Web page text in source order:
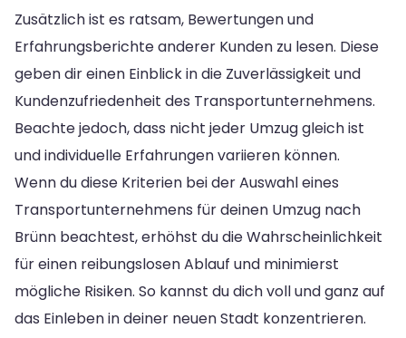
Zusätzlich ist es ratsam, Bewertungen und
Erfahrungsberichte anderer Kunden zu lesen. Diese
geben dir einen Einblick in die Zuverlässigkeit und
Kundenzufriedenheit des Transportunternehmens.
Beachte jedoch, dass nicht jeder Umzug gleich ist
und individuelle Erfahrungen variieren können.
Wenn du diese Kriterien bei der Auswahl eines
Transportunternehmens für deinen Umzug nach
Brünn beachtest, erhöhst du die Wahrscheinlichkeit
für einen reibungslosen Ablauf und minimierst
mögliche Risiken. So kannst du dich voll und ganz auf
das Einleben in deiner neuen Stadt konzentrieren.